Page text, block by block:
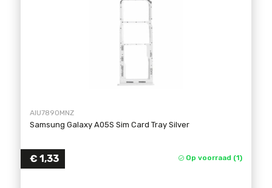
AIU7890MNZ
Samsung Galaxy A05S Sim Card Tray Silver
€ 1,33 Op voorraad (1)